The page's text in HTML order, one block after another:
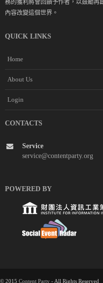
務的獲利將會回饋予作者，以鼓勵再
內容改變這個世界。
QUICK LINKS
Home
About Us
Login
CONTACTS
Service
service@contentparty.org
POWERED BY
© 2015 Content Party - All Rights Reserved